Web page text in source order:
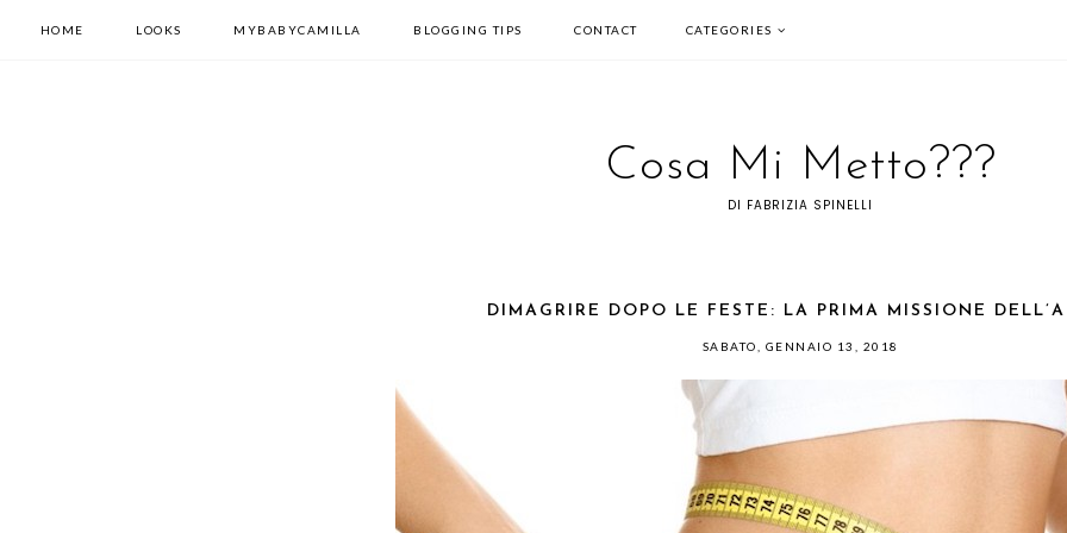
HOME LOOKS MYBABYCAMILLA BLOGGING TIPS CONTACT CATEGORIES
Cosa Mi Metto???
DI FABRIZIA SPINELLI
DIMAGRIRE DOPO LE FESTE: LA PRIMA MISSIONE
SABATO, GENNAIO 13, 2018